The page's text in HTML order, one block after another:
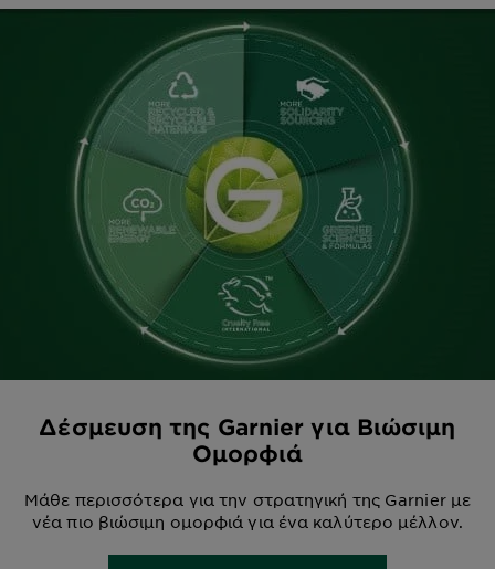
Δέσμευση της Garnier για Βιώσιμη
Ομορφιά
Μάθε περισσότερα για την στρατηγική της Garnier με
νέα πιο βιώσιμη ομορφιά για ένα καλύτερο μέλλον.